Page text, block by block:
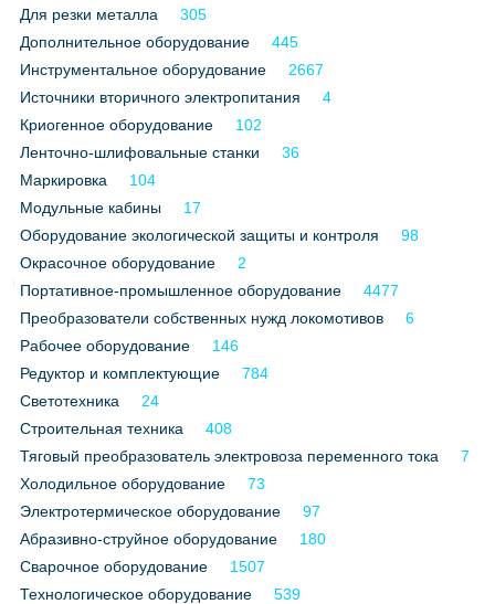
Для резки металла
305
Дополнительное оборудование
445
Инструментальное оборудование
2667
Источники вторичного электропитания
4
Криогенное оборудование
102
Ленточно-шлифовальные станки
36
Маркировка
104
Модульные кабины
17
Оборудование экологической защиты и контроля
98
Окрасочное оборудование
2
Портативное-промышленное оборудование
4477
Преобразователи собственных нужд локомотивов
6
Рабочее оборудование
146
Редуктор и комплектующие
784
Светотехника
24
Строительная техника
408
Тяговый преобразователь электровоза переменного тока
7
Холодильное оборудование
73
Электротермическое оборудование
97
Абразивно-струйное оборудование
180
Сварочное оборудование
1507
Технологическое оборудование
539